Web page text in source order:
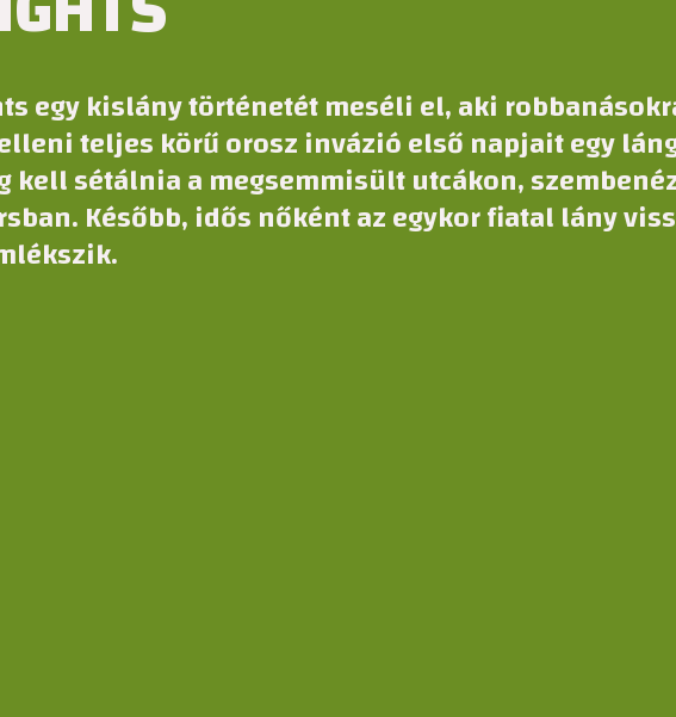
egy kislány történetét meséli el, aki
teljes körű orosz invázió első napjait egy
kell sétálnia a megsemmisült utcákon,
Később, idős nőként az egykor fiatal lány